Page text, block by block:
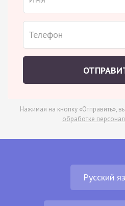
Нажимая на кнопку «Отправить»,
обработке
Русский